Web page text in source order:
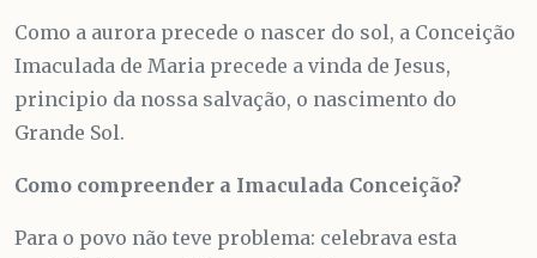
Como a aurora precede o nascer do sol, a Conceição
Imaculada de Maria precede a vinda de Jesus,
principio da nossa salvação, o nascimento do
Grande Sol.
Como compreender a Imaculada Conceição?
Para o povo não teve problema: celebrava esta